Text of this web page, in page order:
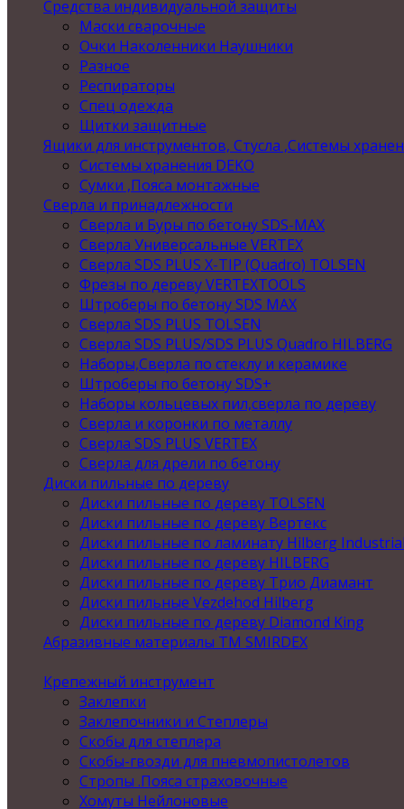
Средства индивидуальной защиты
Маски сварочные
Очки Наколенники Наушники
Разное
Респираторы
Спец одежда
Щитки защитные
Ящики для инструментов, Стусла ,Системы
Системы хранения DEKO
Сумки ,Пояса монтажные
Сверла и принадлежности
Сверла и Буры по бетону SDS-MAX
Сверла Универсальные VERTEX
Сверла SDS PLUS X-TIP (Quadro) TOLSEN
Фрезы по дереву VERTEXTOOLS
Штроберы по бетону SDS MAX
Сверла SDS PLUS TOLSEN
Сверла SDS PLUS/SDS PLUS Quadro HILBERG
Наборы,Сверла по стеклу и керамике
Штроберы по бетону SDS+
Наборы кольцевых пил,сверла по дереву
Сверла и коронки по металлу
Сверла SDS PLUS VERTEX
Сверла для дрели по бетону
Диски пильные по дереву
Диски пильные по дереву TOLSEN
Диски пильные по дереву Вертекс
Диски пильные по ламинату Hilberg
Диски пильные по дереву HILBERG
Диски пильные по дереву Трио Диамант
Диски пильные Vezdehod Hilberg
Диски пильные по дереву Diamond King
Абразивные материалы ТМ SMIRDEX
Крепежный инструмент
Заклепки
Заклепочники и Степлеры
Скобы для степлера
Скобы-гвозди для пневмопистолетов
Стропы .Пояса страховочные
Хомуты Нейлоновые